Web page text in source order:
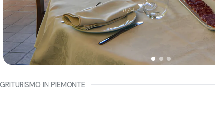
IN PIEMONTE